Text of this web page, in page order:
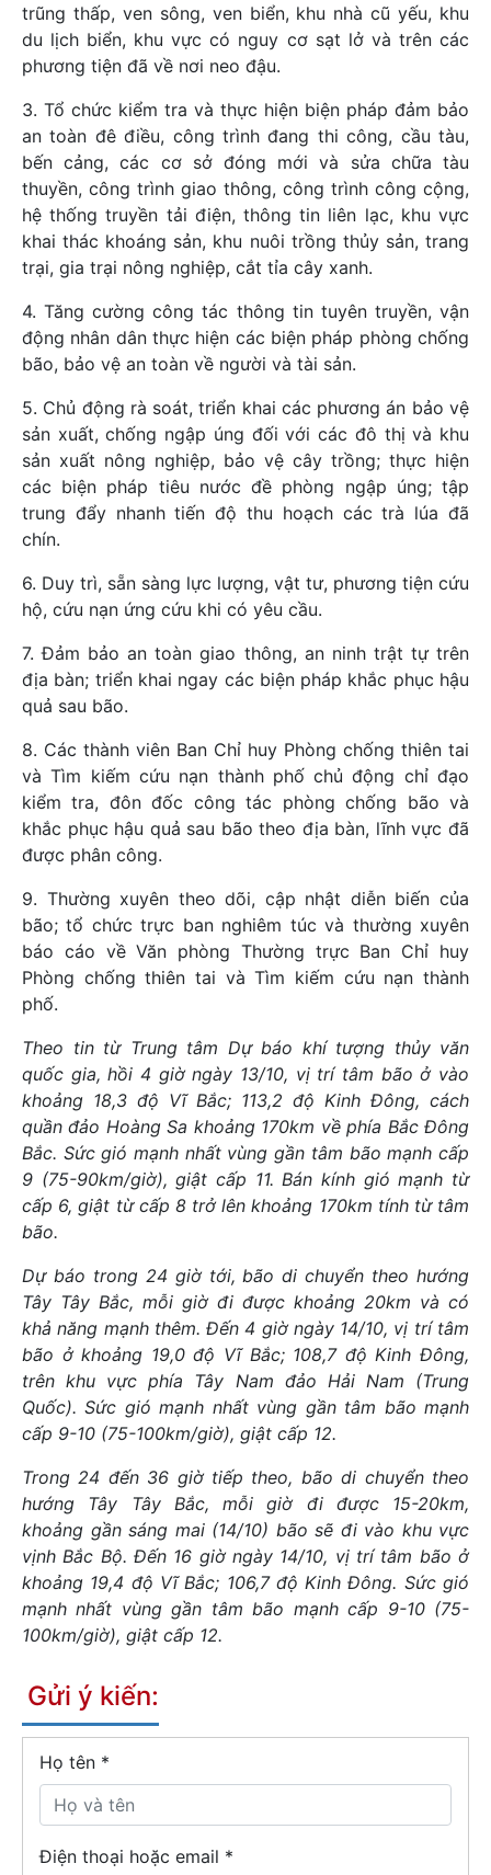
trũng thấp, ven sông, ven biển, khu nhà cũ yếu, khu
du lịch biển, khu vực có nguy cơ sạt lở và trên các
phương tiện đã về nơi neo đậu.
3. Tổ chức kiểm tra và thực hiện biện pháp đảm bảo
an toàn đê điều, công trình đang thi công, cầu tàu,
bến cảng, các cơ sở đóng mới và sửa chữa tàu
thuyền, công trình giao thông, công trình công cộng,
hệ thống truyền tải điện, thông tin liên lạc, khu vực
khai thác khoáng sản, khu nuôi trồng thủy sản, trang
trại, gia trại nông nghiệp, cắt tỉa cây xanh.
4. Tăng cường công tác thông tin tuyên truyền, vận
động nhân dân thực hiện các biện pháp phòng chống
bão, bảo vệ an toàn về người và tài sản.
5. Chủ động rà soát, triển khai các phương án bảo vệ
sản xuất, chống ngập úng đối với các đô thị và khu
sản xuất nông nghiệp, bảo vệ cây trồng; thực hiện
các biện pháp tiêu nước đề phòng ngập úng; tập
trung đẩy nhanh tiến độ thu hoạch các trà lúa đã
chín.
6. Duy trì, sẵn sàng lực lượng, vật tư, phương tiện cứu
hộ, cứu nạn ứng cứu khi có yêu cầu.
7. Đảm bảo an toàn giao thông, an ninh trật tự trên
địa bàn; triển khai ngay các biện pháp khắc phục hậu
quả sau bão.
8. Các thành viên Ban Chỉ huy Phòng chống thiên tai
và Tìm kiếm cứu nạn thành phố chủ động chỉ đạo
kiểm tra, đôn đốc công tác phòng chống bão và
khắc phục hậu quả sau bão theo địa bàn, lĩnh vực đã
được phân công.
9. Thường xuyên theo dõi, cập nhật diễn biến của
bão; tổ chức trực ban nghiêm túc và thường xuyên
báo cáo về Văn phòng Thường trực Ban Chỉ huy
Phòng chống thiên tai và Tìm kiếm cứu nạn thành
phố.
Theo tin từ Trung tâm Dự báo khí tượng thủy văn
quốc gia, hồi 4 giờ ngày 13/10, vị trí tâm bão ở vào
khoảng 18,3 độ Vĩ Bắc; 113,2 độ Kinh Đông, cách
quần đảo Hoàng Sa khoảng 170km về phía Bắc Đông
Bắc. Sức gió mạnh nhất vùng gần tâm bão mạnh cấp
9 (75-90km/giờ), giật cấp 11. Bán kính gió mạnh từ
cấp 6, giật từ cấp 8 trở lên khoảng 170km tính từ tâm
bão.
Dự báo trong 24 giờ tới, bão di chuyển theo hướng
Tây Tây Bắc, mỗi giờ đi được khoảng 20km và có
khả năng mạnh thêm. Đến 4 giờ ngày 14/10, vị trí tâm
bão ở khoảng 19,0 độ Vĩ Bắc; 108,7 độ Kinh Đông,
trên khu vực phía Tây Nam đảo Hải Nam (Trung
Quốc). Sức gió mạnh nhất vùng gần tâm bão mạnh
cấp 9-10 (75-100km/giờ), giật cấp 12.
Trong 24 đến 36 giờ tiếp theo, bão di chuyển theo
hướng Tây Tây Bắc, mỗi giờ đi được 15-20km,
khoảng gần sáng mai (14/10) bão sẽ đi vào khu vực
vịnh Bắc Bộ. Đến 16 giờ ngày 14/10, vị trí tâm bão ở
khoảng 19,4 độ Vĩ Bắc; 106,7 độ Kinh Đông. Sức gió
mạnh nhất vùng gần tâm bão mạnh cấp 9-10 (75-
100km/giờ), giật cấp 12.
Gửi ý kiến:
Họ tên *
Điện thoại hoặc email *